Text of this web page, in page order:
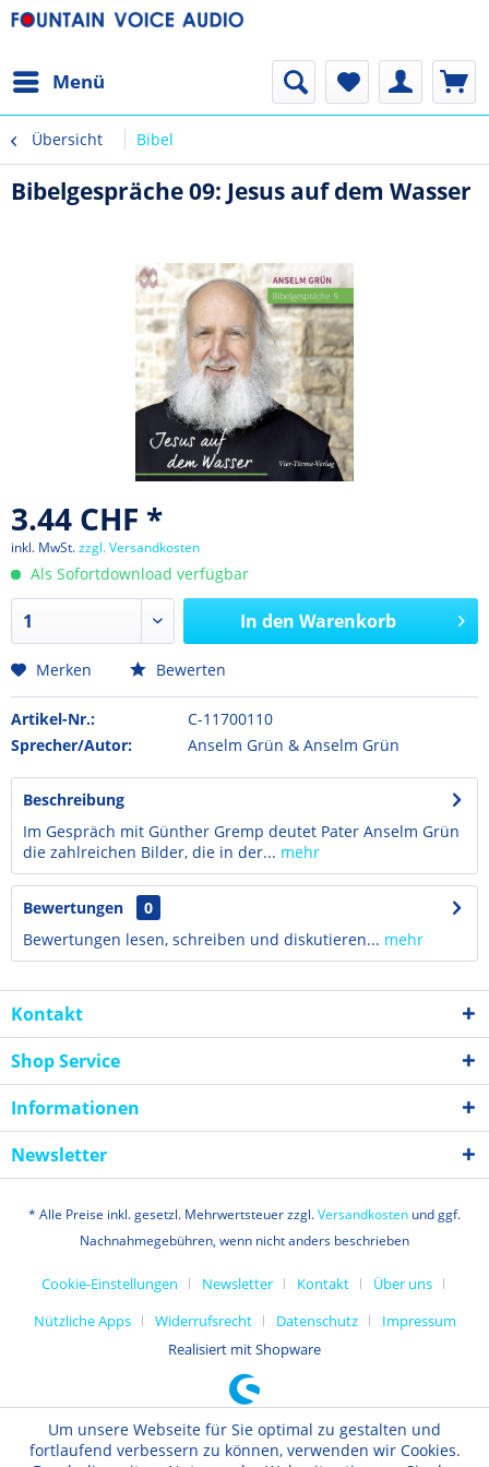
Menü
Übersicht Bibel
Bibelgespräche 09: Jesus auf dem Wasser
3.44 CHF *
inkl. MwSt.zzgl. Versandkosten
Als Sofortdownload verfügbar
In den Warenkorb
Merken Bewerten
Artikel-Nr.:
C-11700110
Sprecher/Autor:
Anselm Grün & Anselm Grün
Beschreibung
Im Gespräch mit Günther Gremp deutet Pater Anselm Grün
die zahlreichen Bilder, die in der... mehr
Bewertungen
0
Bewertungen lesen, schreiben und diskutieren... mehr
Kontakt
Shop Service
Informationen
Newsletter
* Alle Preise inkl. gesetzl. Mehrwertsteuer zzgl.Versandkosten und ggf.
Nachnahmegebühren, wenn nicht anders beschrieben
Cookie-Einstellungen Newsletter Kontakt
Über uns
Nützliche Apps
Widerrufsrecht Datenschutz
Impressum
Realisiert mit Shopware
Um unsere Webseite für Sie optimal zu gestalten und
fortlaufend verbessern zu können, verwenden wir Cookies.